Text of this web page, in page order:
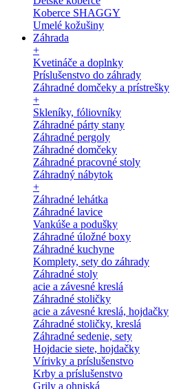
Koberce SHAGGY
Umelé kožušiny
Záhrada
+
Kvetináče a doplnky
Príslušenstvo do záhrady
Záhradné domčeky a prístrešky
+
Skleníky, fóliovníky
Záhradné párty stany
Záhradné pergoly
Záhradné domčeky
Záhradné pracovné stoly
Záhradný nábytok
+
Záhradné lehátka
Záhradné lavice
Vankúše a podušky
Záhradné úložné boxy
Záhradné kuchyne
Komplety, sety do záhrady
Záhradné stoly
acie a závesné kreslá
Záhradné stoličky
acie a závesné kreslá, hojdačky
Záhradné stoličky, kreslá
Záhradné sedenie, sety
Hojdacie siete, hojdačky
Vírivky a príslušenstvo
Krby a príslušenstvo
Grily a ohniská